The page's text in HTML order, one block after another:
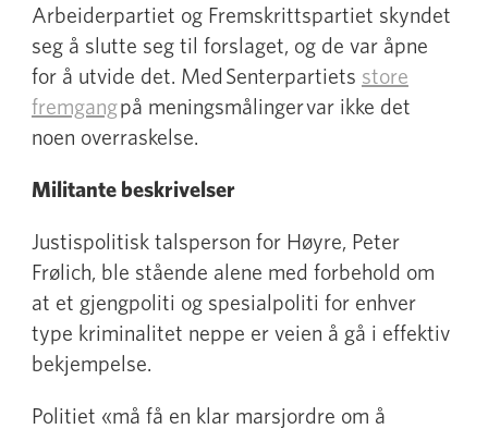
Arbeiderpartiet og Fremskrittspartiet skyndet
seg å slutte seg til forslaget, og de var åpne
for å utvide det. Med Senterpartiets store
fremgangpå meningsmålinger var ikke det
noen overraskelse.
Militante beskrivelser
Justispolitisk talsperson for Høyre, Peter
Frølich, ble stående alene med forbehold om
at et gjengpoliti og spesialpoliti for enhver
type kriminalitet neppe er veien å gå i effektiv
bekjempelse.
Politiet «må få en klar marsjordre om å